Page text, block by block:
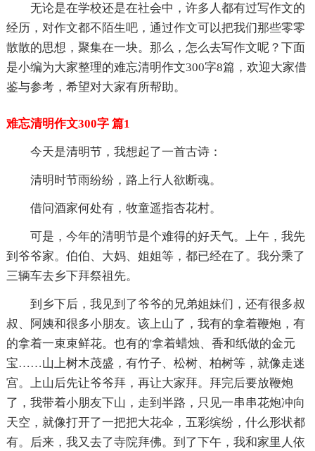
无论是在学校还是在社会中，许多人都有过写作文的
经历，对作文都不陌生吧，通过作文可以把我们那些零零
散散的思想，聚集在一块。那么，怎么去写作文呢？下面
是小编为大家整理的难忘清明作文300字8篇，欢迎大家借
鉴与参考，希望对大家有所帮助。
难忘清明作文300字 篇1
今天是清明节，我想起了一首古诗：
清明时节雨纷纷，路上行人欲断魂。
借问酒家何处有，牧童遥指杏花村。
可是，今年的清明节是个难得的好天气。上午，我先
到爷爷家。伯伯、大妈、姐姐等，都已经在了。我分乘了
三辆车去乡下拜祭祖先。
到乡下后，我见到了爷爷的兄弟姐妹们，还有很多叔
叔、阿姨和很多小朋友。该上山了，我有的拿着鞭炮，有
的拿着一束束鲜花。也有的'拿着蜡烛、香和纸做的金元
宝……山上树木茂盛，有竹子、松树、柏树等，就像走迷
宫。上山后先让爷爷拜，再让大家拜。拜完后要放鞭炮
了，我带着小朋友下山，走到半路，只见一串串花炮冲向
天空，就像打开了一把把大花伞，五彩缤纷，什么形状都
有。后来，我又去了寺院拜佛。到了下午，我和家里人依